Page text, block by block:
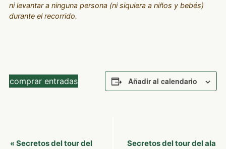
ni levantar a ninguna persona (ni siquiera a niños y bebés)
durante el recorrido.
comprar entradas Añadir al calendario
Navegación
« Secretos del tour del
Secretos del tour del ala